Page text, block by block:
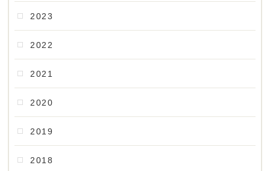
2023
2022
2021
2020
2019
2018